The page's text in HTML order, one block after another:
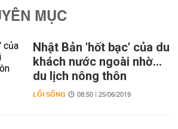
MỤC
Nhật Bản 'hốt bạc' của du
khách nước ngoài nhờ…
du lịch nông thôn
LỐI SỐNG 08:50 | 25/06/2019